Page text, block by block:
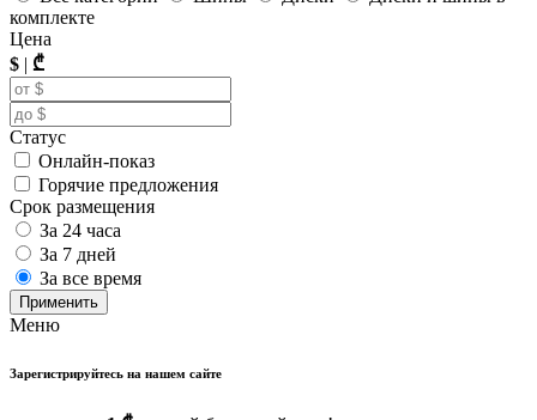
комплекте
Цена
$ | ₾
Статус
Онлайн-показ
Горячие предложения
Срок размещения
За 24 часа
За 7 дней
За все время
Применить
Меню
Зарегистрируйтесь на нашем сайте